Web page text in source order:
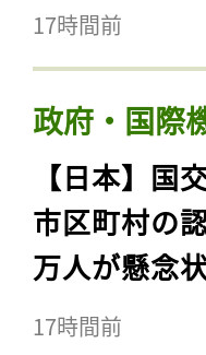
17時間前
政府・国際
【日本】国
市区町村の
万人が懸念
17時間前